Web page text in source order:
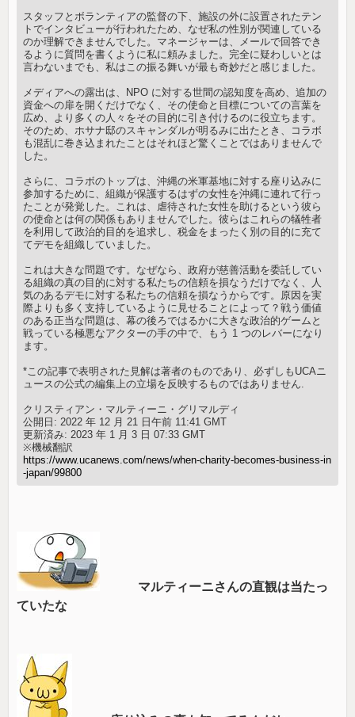
スタッフとボランティアの監督の下、施設の外に設置されたテン
トでインタビューが行われたため、なぜ私の性別が関連している
のか理解できませんでした。マネージャーは、メールで回答でき
るように質問を書くように私に頼みました。完全に疑わしいとは
言わないまでも、私はこの振る舞いが最も奇妙だと感じました。
メディアへの露出は、NPO に対する世間の認知度を高め、追加の
資金への扉を開くだけでなく、その使命と目標についての言葉を
広め、より多くの人々をその目的に引き付けるのに役立ちます。
そのため、ホサナ邸のス​​キャンダルが明るみに出たとき、コラボ
も混乱に巻き込まれたことはそれほど驚くことではありませんで
した。
さらに、コラボのトップは、沖縄の米軍基地に対する座り込みに
参加するために、組織が保護するはずの女性を沖縄に連れて行っ
たことが発覚した。これは、虐待された女性を助けるという彼ら
の使命とは何の関係もありませんでした。彼らはこれらの犠牲者
を利用して政治的目的を追求し、税金をまったく別の目的に充て
てデモを組織していました。
これは大きな問題です。なぜなら、政府が慈善活動を委託してい
る組織の真の目的に対する私たちの信頼を損なうだけでなく、人
気のあるデモに対する私たちの信頼を損なうからです。原因を実
際よりも多く支持しているように見せることによって？戦う価値
のある正当な問題は、幕の後ろではるかに大きな政治的ゲームと
戦っている極悪なアクターの手の中で、もう 1 つのレバーになり
ます。
*この記事で表明された見解は著者のものであり、必ずしもUCAニ
ュースの公式の編集上の立場を反映するものではありません.
クリスティアン・マルティーニ・グリマルディ
公開日: 2022 年 12 月 21 日午前 11:41 GMT
更新済み: 2023 年 1 月 3 日 07:33 GMT
※機械翻訳
https://www.ucanews.com/news/when-charity-becomes-business-in
-japan/99800
マルティーニさんの直観は当たっ
ていたな